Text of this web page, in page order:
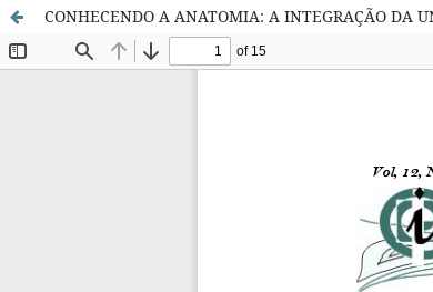
CONHECENDO A ANATOMIA: A INTEGRAÇÃO DA